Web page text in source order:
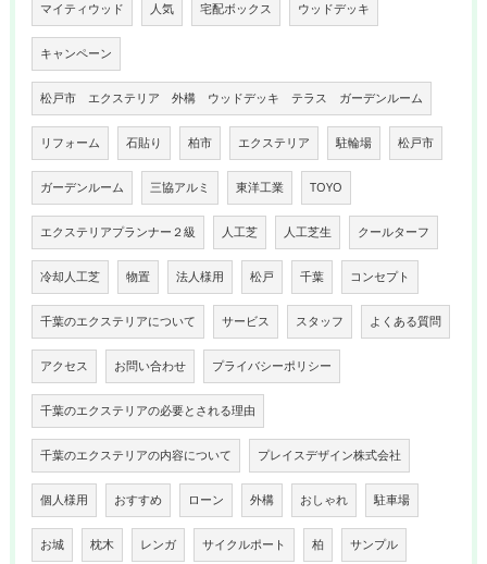
マイティウッド 人気 宅配ボックス ウッドデッキ
キャンペーン
松戸市 エクステリア 外構 ウッドデッキ テラス ガーデンルーム
リフォーム 石貼り 柏市 エクステリア 駐輪場 松戸市
ガーデンルーム 三協アルミ 東洋工業 TOYO
エクステリアプランナー２級 人工芝 人工芝生 クールターフ
冷却人工芝 物置 法人様用 松戸 千葉 コンセプト
千葉のエクステリアについて サービス スタッフ よくある質問
アクセス お問い合わせ プライバシーポリシー
千葉のエクステリアの必要とされる理由
千葉のエクステリアの内容について プレイスデザイン株式会社
個人様用 おすすめ ローン 外構 おしゃれ 駐車場
お城 枕木 レンガ サイクルポート 柏 サンプル